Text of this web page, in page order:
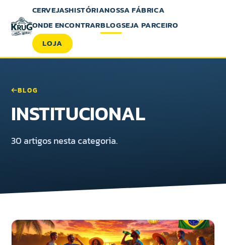
CERVEJASHISTÓRIANOSSA FÁBRICA
ONDE ENCONTRARBLOGSEJA PARCEIRO
LOJA
BLOG
INSTITUCIONAL
30 artigos nesta categoria.